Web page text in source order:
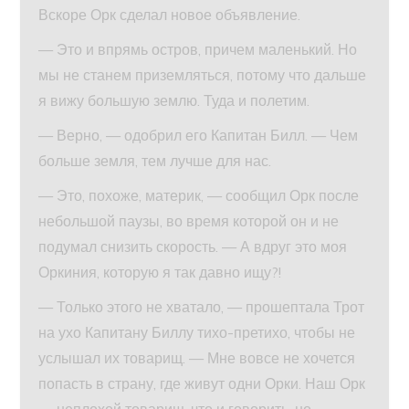
Вскоре Орк сделал новое объявление.
— Это и впрямь остров, причем маленький. Но
мы не станем приземляться, потому что дальше
я вижу большую землю. Туда и полетим.
— Верно, — одобрил его Капитан Билл. — Чем
больше земля, тем лучше для нас.
— Это, похоже, материк, — сообщил Орк после
небольшой паузы, во время которой он и не
подумал снизить скорость. — А вдруг это моя
Оркиния, которую я так давно ищу?!
— Только этого не хватало, — прошептала Трот
на ухо Капитану Биллу тихо-претихо, чтобы не
услышал их товарищ. — Мне вовсе не хочется
попасть в страну, где живут одни Орки. Наш Орк